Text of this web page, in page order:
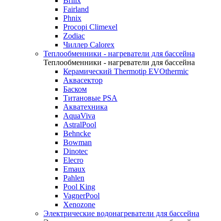
Fairland
Phnix
Procopi Climexel
Zodiac
Чиллер Calorex
Теплообменники - нагреватели для бассейна
Теплообменники - нагреватели для бассейна
Керамический Thermotip EVOthermic
Аквасектор
Баском
Титановые PSA
Акватехника
AquaViva
AstralPool
Behncke
Bowman
Dinotec
Elecro
Emaux
Pahlen
Pool King
VagnerPool
Xenozone
Электрические водонагреватели для бассейна